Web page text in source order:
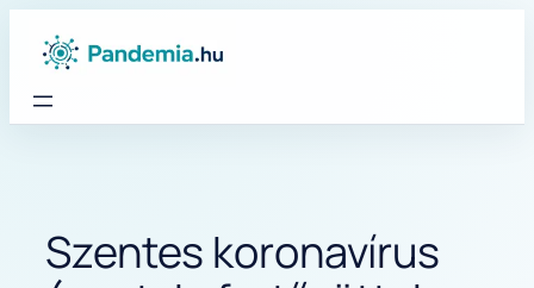
Szentes koronavírus